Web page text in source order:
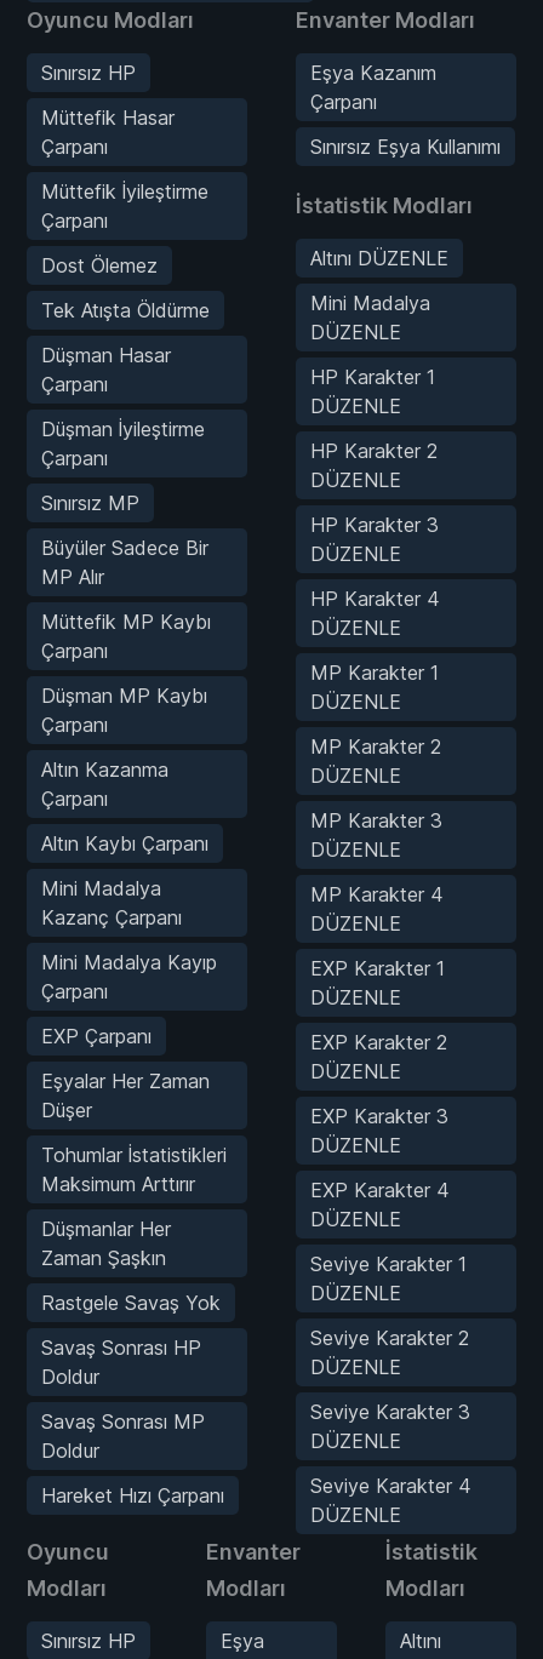
Oyuncu Modları
Sınırsız HP
Müttefik Hasar
Çarpanı
Müttefik İyileştirme
Çarpanı
Dost Ölemez
Tek Atışta Öldürme
Düşman Hasar
Çarpanı
Düşman İyileştirme
Çarpanı
Sınırsız MP
Büyüler Sadece Bir
MP Alır
Müttefik MP Kaybı
Çarpanı
Düşman MP Kaybı
Çarpanı
Altın Kazanma
Çarpanı
Altın Kaybı Çarpanı
Mini Madalya
Kazanç Çarpanı
Mini Madalya Kayıp
Çarpanı
EXP Çarpanı
Eşyalar Her Zaman
Düşer
Tohumlar İstatistikleri
Maksimum Arttırır
Düşmanlar Her
Zaman Şaşkın
Rastgele Savaş Yok
Savaş Sonrası HP
Doldur
Savaş Sonrası MP
Doldur
Hareket Hızı Çarpanı
Envanter Modları
Eşya Kazanım
Çarpanı
Sınırsız Eşya Kullanımı
İstatistik Modları
Altını DÜZENLE
Mini Madalya
DÜZENLE
HP Karakter 1
DÜZENLE
HP Karakter 2
DÜZENLE
HP Karakter 3
DÜZENLE
HP Karakter 4
DÜZENLE
MP Karakter 1
DÜZENLE
MP Karakter 2
DÜZENLE
MP Karakter 3
DÜZENLE
MP Karakter 4
DÜZENLE
EXP Karakter 1
DÜZENLE
EXP Karakter 2
DÜZENLE
EXP Karakter 3
DÜZENLE
EXP Karakter 4
DÜZENLE
Seviye Karakter 1
DÜZENLE
Seviye Karakter 2
DÜZENLE
Seviye Karakter 3
DÜZENLE
Seviye Karakter 4
DÜZENLE
Oyuncu
Modları
Sınırsız HP
Envanter
Modları
Eşya
İstatistik
Modları
Altını